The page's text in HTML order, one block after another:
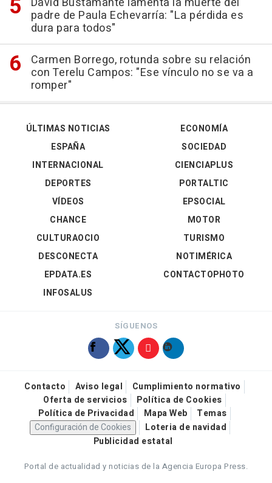
padre de Paula Echevarría: "La pérdida es
dura para todos"
Carmen Borrego, rotunda sobre su relación
con Terelu Campos: "Ese vínculo no se va a
romper"
ÚLTIMAS NOTICIAS
ESPAÑA
INTERNACIONAL
DEPORTES
VÍDEOS
ECONOMÍA
SOCIEDAD
CIENCIAPLUS
PORTALTIC
EPSOCIAL
CHANCE
CULTURAOCIO
DESCONECTA
EPDATA.ES
INFOSALUS
MOTOR
TURISMO
NOTIMÉRICA
CONTACTOPHOTO
SÍGUENOS
Contacto Aviso legal
Cumplimiento normativo
Oferta de servicios
Política de Cookies
Política de Privacidad
Mapa Web
Temas
Configuración de Cookies
Loteria de navidad
Publicidad estatal
Portal de actualidad y noticias de la Agencia Europa Press.